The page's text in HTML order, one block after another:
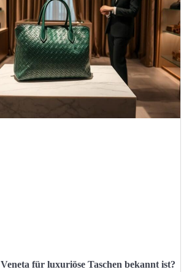
für luxuriöse Taschen bekannt ist?